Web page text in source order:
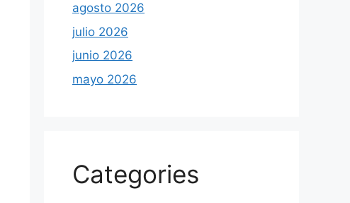
agosto 2026
julio 2026
junio 2026
mayo 2026
Categories